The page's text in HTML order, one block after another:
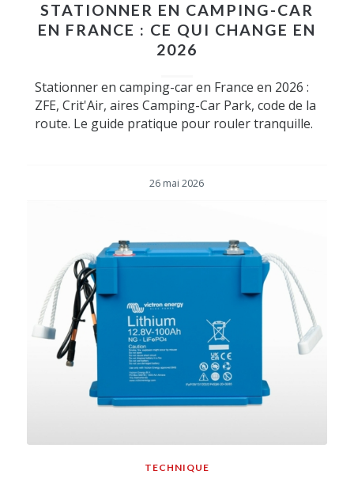
STATIONNER EN CAMPING-CAR
EN FRANCE : CE QUI CHANGE EN
2026
Stationner en camping-car en France en 2026 :
ZFE, Crit'Air, aires Camping-Car Park, code de la
route. Le guide pratique pour rouler tranquille.
26 mai 2026
TECHNIQUE